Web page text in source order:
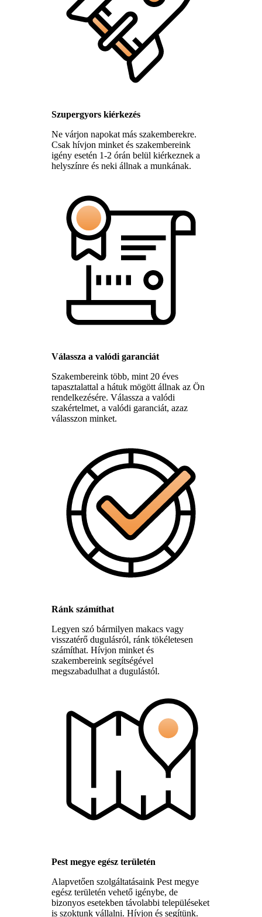
Szupergyors kiérkezés
Ne várjon napokat más szakemberekre.
Csak hívjon minket és szakembereink
igény esetén 1-2 órán belül kiérkeznek a
helyszínre és neki állnak a munkának.
Válassza a valódi garanciát
Szakembereink több, mint 20 éves
tapasztalattal a hátuk mögött állnak az Ön
rendelkezésére. Válassza a valódi
szakértelmet, a valódi garanciát, azaz
válasszon minket.
Ránk számíthat
Legyen szó bármilyen makacs vagy
visszatérő dugulásról, ránk tökéletesen
számíthat. Hívjon minket és
szakembereink segítségével
megszabadulhat a dugulástól.
Pest megye egész területén
Alapvetően szolgáltatásaink Pest megye
egész területén vehető igénybe, de
bizonyos esetekben távolabbi településeket
is szoktunk vállalni. Hívjon és segítünk.